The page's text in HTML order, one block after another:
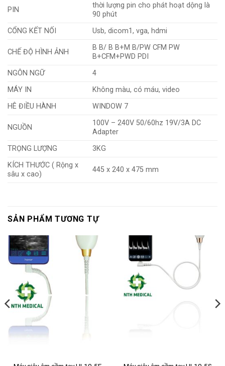
PIN
thời lượng pin cho phát hoạt dộng là
90 phút
CỔNG KẾT NỐI
Usb, dicom1, vga, hdmi
CHẾ ĐỘ HÌNH ẢNH
B B/ B B+M B/PW CFM PW
B+CFM+PWD PDI
NGÔN NGỮ
4
MÁY IN
Không màu, có máu, video
HÊ ĐIỀU HÀNH
WINDOW 7
NGUỒN
100V – 240V 50/60hz 19V/3A DC
Adapter
TRỌNG LƯỢNG
3KG
KÍCH THƯỚC ( Rộng x
sâu x cao)
445 x 240 x 475 mm
SẢN PHẨM TƯƠNG TỰ